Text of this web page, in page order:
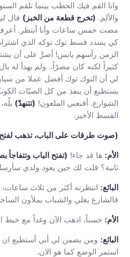
وانا القم فيك الحطب بينما تلقم
والألم. (تخرج قطعة من الخبز) قال
مضت خمس ساعات وأنا أنتظر.
كي يسدد قسط توك توكه الذي
الزمن رأسهم يابس! أصرَّ على أن
كثيراً لكنه كان مصرّاً.. ولم يهدأ له
لي أن التوك توك أفضل عملا من
يستطيع أن ينفذ من كل الصبّات
الشوارع. أقنعني الملعون! (تتنهدّ)
القسط الأخير.
(صوت طرقات على الباب، تذهب لفتح
الأم: ها قد جاء! (تفتح الباب وتتفاجأ
ثانية؟ قلت لك حين يعود ولدي
البائع: انتظرته أكثر من ثلاث ساعات،
فالشارع يغلي والشباب يملأون
الأم: حسناً، اذهب الآن وغداً مع
البائع: ومن يضمن لي أني أستطيع ان
استمر الوضع كما هو الان.